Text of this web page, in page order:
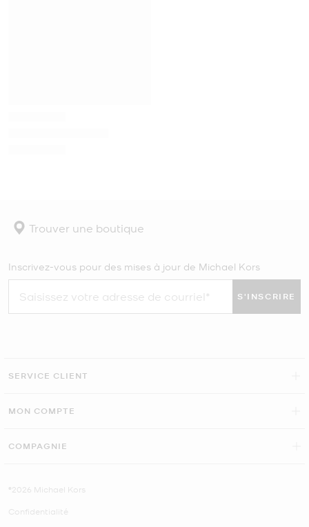
Trouver une boutique
Inscrivez-vous pour des mises à jour de Michael Kors
S'INSCRIRE
SERVICE CLIENT
MON COMPTE
COMPAGNIE
©2026 Michael Kors
Confidentialité